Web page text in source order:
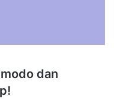
dan